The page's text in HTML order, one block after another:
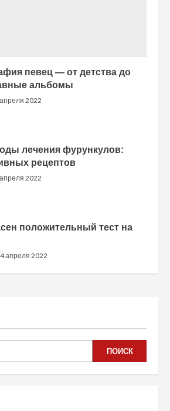
певец — от детства до
альбомы
2022
лечения фурункулов:
рецептов
2022
положительный тест на
апреля 2022
ПОИСК